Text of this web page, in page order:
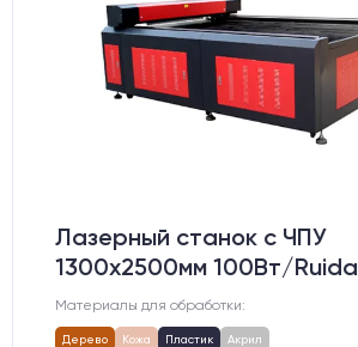
Лазерный станок c ЧПУ
1300х2500мм 100Вт/Ruida
Материалы для обработки:
Дерево Кожа Пластик Акрил